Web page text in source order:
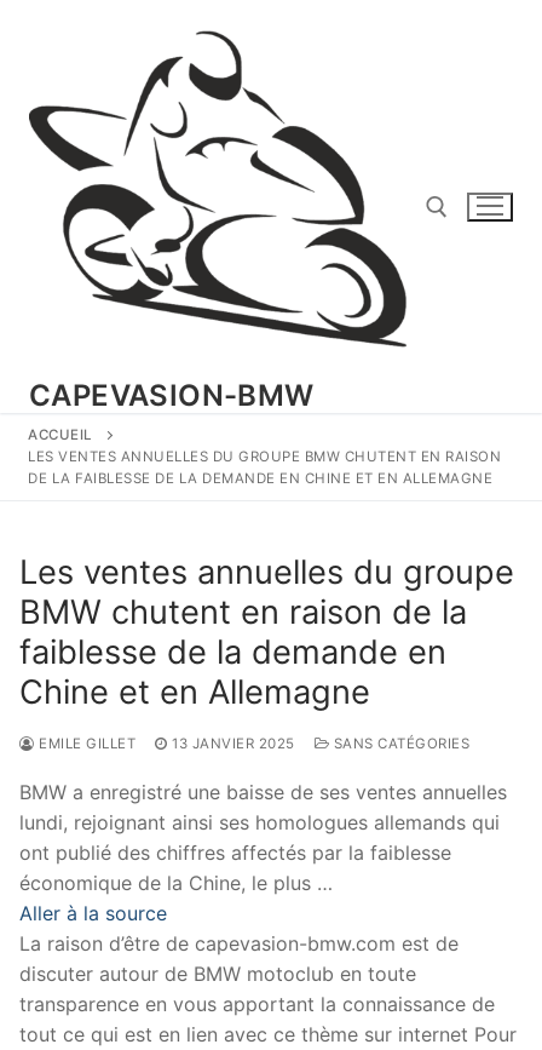
CAPEVASION-BMW
ACCUEIL
LES VENTES ANNUELLES DU GROUPE BMW CHUTENT EN RAISON
DE LA FAIBLESSE DE LA DEMANDE EN CHINE ET EN ALLEMAGNE
Les ventes annuelles du groupe
BMW chutent en raison de la
faiblesse de la demande en
Chine et en Allemagne
EMILE GILLET 13 JANVIER 2025 SANS CATÉGORIES
BMW a enregistré une baisse de ses ventes annuelles
lundi, rejoignant ainsi ses homologues allemands qui
ont publié des chiffres affectés par la faiblesse
économique de la Chine, le plus …
Aller à la source
La raison d’être de capevasion-bmw.com est de
discuter autour de BMW motoclub en toute
transparence en vous apportant la connaissance de
tout ce qui est en lien avec ce thème sur internet Pour